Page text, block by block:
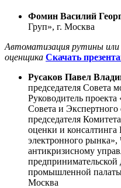
Фомин Василий
Груп», г. Москва
Автоматизация рутины
оценщика Скачать
Русаков Павел
председателя
Руководитель
Совета и
председателя
оценки и
электронного
антикризисному
предпринимательской
промышленной
Москва